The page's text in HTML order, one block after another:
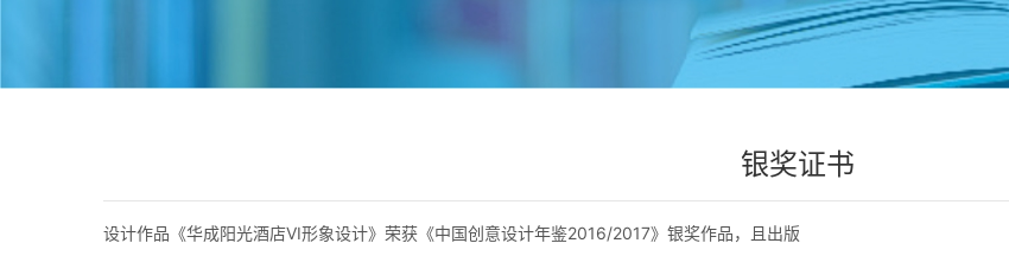
银奖证书
设计作品《华成阳光酒店VI形象设计》荣获《中国创意设计年鉴2016/2017》银奖作品，且出版